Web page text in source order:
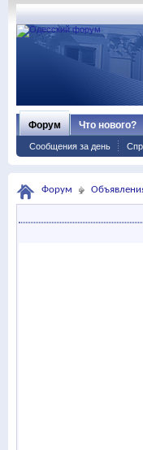
Форум
Сообщения за день
Что нового?
Форум